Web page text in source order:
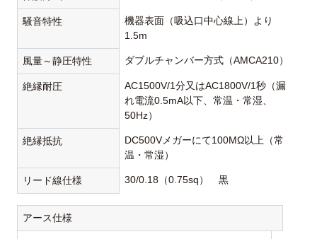
騒音特性
機器表面（吸込口中心線上）より
1.5m
風量～静圧特性 ダブルチャンバー方式（AMCA210）
絶縁耐圧
AC1500V/1分又はAC1800V/1秒（漏
れ電流0.5mA以下、常温・常湿、
50Hz）
絶縁抵抗
DC500Vメガーにて100MΩ以上（常
温・常湿）
リード線仕様 30/0.18（0.75sq） 黒
アース仕様